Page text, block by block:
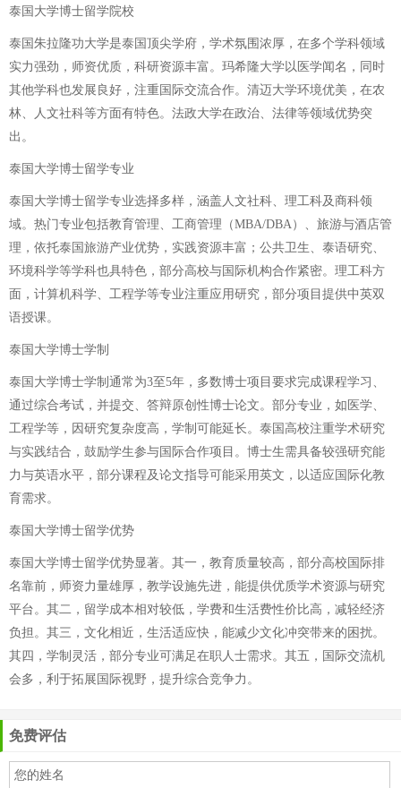
泰国大学博士留学院校
泰国朱拉隆功大学是泰国顶尖学府，学术氛围浓厚，在多个学科领域
实力强劲，师资优质，科研资源丰富。玛希隆大学以医学闻名，同时
其他学科也发展良好，注重国际交流合作。清迈大学环境优美，在农
林、人文社科等方面有特色。法政大学在政治、法律等领域优势突
出。
泰国大学博士留学专业
泰国大学博士留学专业选择多样，涵盖人文社科、理工科及商科领
域。热门专业包括教育管理、工商管理（MBA/DBA）、旅游与酒店管
理，依托泰国旅游产业优势，实践资源丰富；公共卫生、泰语研究、
环境科学等学科也具特色，部分高校与国际机构合作紧密。理工科方
面，计算机科学、工程学等专业注重应用研究，部分项目提供中英双
语授课。
泰国大学博士学制
泰国大学博士学制通常为3至5年，多数博士项目要求完成课程学习、
通过综合考试，并提交、答辩原创性博士论文。部分专业，如医学、
工程学等，因研究复杂度高，学制可能延长。泰国高校注重学术研究
与实践结合，鼓励学生参与国际合作项目。博士生需具备较强研究能
力与英语水平，部分课程及论文指导可能采用英文，以适应国际化教
育需求。
泰国大学博士留学优势
泰国大学博士留学优势显著。其一，教育质量较高，部分高校国际排
名靠前，师资力量雄厚，教学设施先进，能提供优质学术资源与研究
平台。其二，留学成本相对较低，学费和生活费性价比高，减轻经济
负担。其三，文化相近，生活适应快，能减少文化冲突带来的困扰。
其四，学制灵活，部分专业可满足在职人士需求。其五，国际交流机
会多，利于拓展国际视野，提升综合竞争力。
免费评估